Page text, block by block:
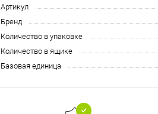
Артикул
Бренд
Количество в упаковке
Количество в ящике
Базовая единица